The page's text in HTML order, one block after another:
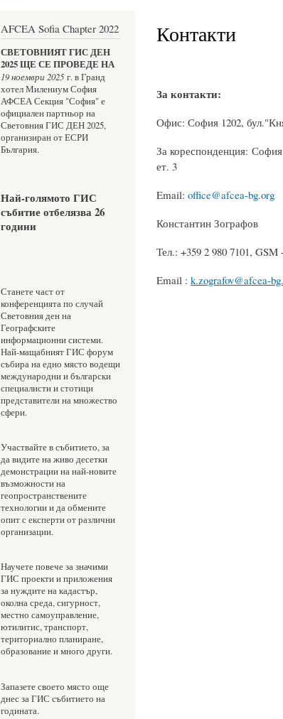
AFCEA Sofia Chapter 2022
СВЕТОВНИЯТ ГИС ДЕН
2025 ЩЕ СЕ ПРОВЕДЕ НА
19 ноември 2025 г. в Гранд
хотел Милениум София
АФСЕА Секция "София" е
официален партньор на
Световния ГИС ДЕН 2025,
организиран от ЕСРИ
България.
Най-голямото ГИС
събитие отбелязва 26
години
Станете част от
конференцията по случай
Световния ден на
Географските
информационни системи.
Най-мащабният ГИС форум
събира на едно място водещи
международни и български
специалисти и стотици
представители на множество
сфери.
Участвайте в събитието, за
да видите на живо десетки
демонстрации на най-новите
възможности на
геопространствените
технологии и да обмените
опит с експерти от различни
организации.
Научете повече за значими
ГИС проекти и приложения
за нуждите на кадастър,
околна среда, сигурност,
местно самоуправление,
ютилитис, транспорт,
териториално планиране,
образование и много други.
Запазете своето място още
днес за ГИС събитието на
годината.
Контакти
За контакти:
Офис: София 1202,
За кореспонденция:
ет. 3
Email: office@afcea-bg.org
Константин Зографов
Тел.: +359 2 980 7101,
Email : k.zografov@afcea-